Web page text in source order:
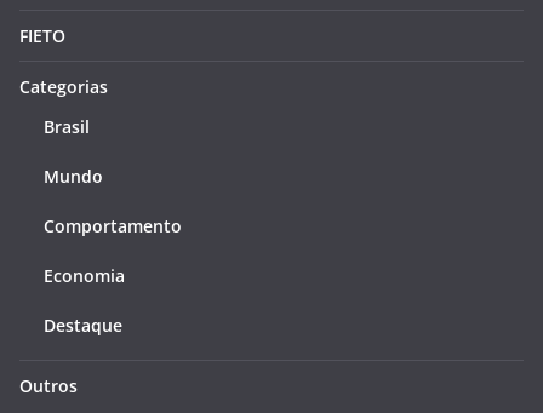
FIETO
Categorias
Brasil
Mundo
Comportamento
Economia
Destaque
Outros